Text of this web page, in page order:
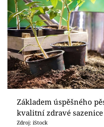
Základem úspěšného
kvalitní zdravé sazenice
Zdroj: iStock